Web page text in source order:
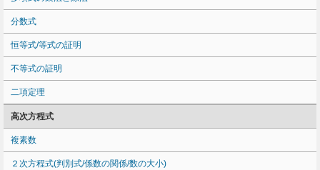
分数式
恒等式/等式の証明
不等式の証明
二項定理
高次方程式
複素数
２次方程式(判別式/係数の関係/数の大小)